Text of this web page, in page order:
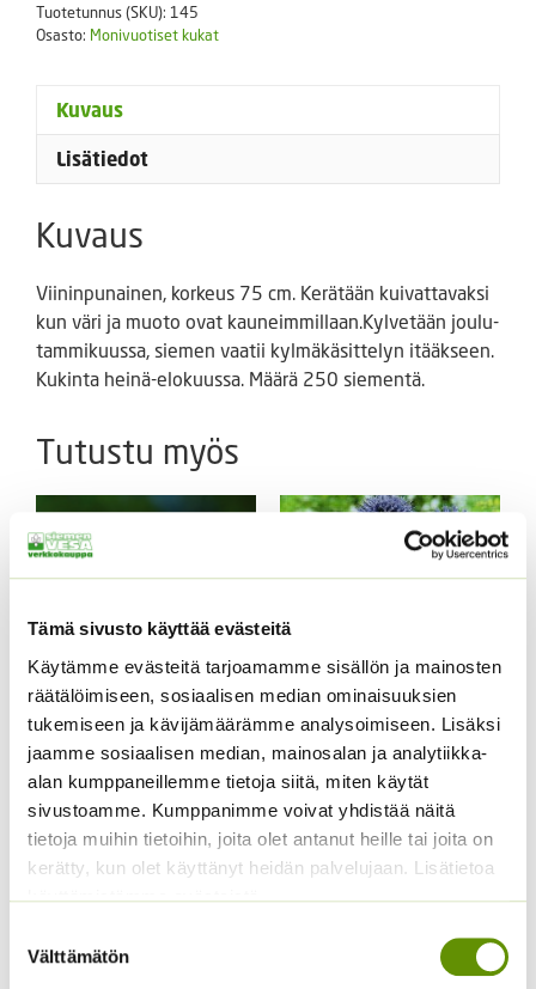
Tämä sivusto käyttää evästeitä
Käytämme evästeitä tarjoamamme sisällön ja mainosten
räätälöimiseen, sosiaalisen median ominaisuuksien
tukemiseen ja kävijämäärämme analysoimiseen. Lisäksi
jaamme sosiaalisen median, mainosalan ja analytiikka-
alan kumppaneillemme tietoja siitä, miten käytät
sivustoamme. Kumppanimme voivat yhdistää näitä
tietoja muihin tietoihin, joita olet antanut heille tai joita on
kerätty, kun olet käyttänyt heidän palvelujaan. Lisätietoa
käyttämistämme evästeistä
valinta
Välttämätön
Tuotetunnus (SKU): 145
Osasto: Monivuotiset kukat
Kuvaus
Lisätiedot
Kuvaus
Viininpunainen, korkeus 75 cm. Kerätään kuivattavaksi
kun väri ja muoto ovat kauneimmillaan.Kylvetään joulu-
tammikuussa, siemen vaatii kylmäkäsittelyn itääkseen.
Kukinta heinä-elokuussa. Määrä 250 siementä.
Tutustu myös
Loistosädekukka
Arizona Apricot
5,00€ Sisältää arvonlisäveron
Siperianpallo-ohdake 5
g
7,00€ Sisältää arvonlisäveron